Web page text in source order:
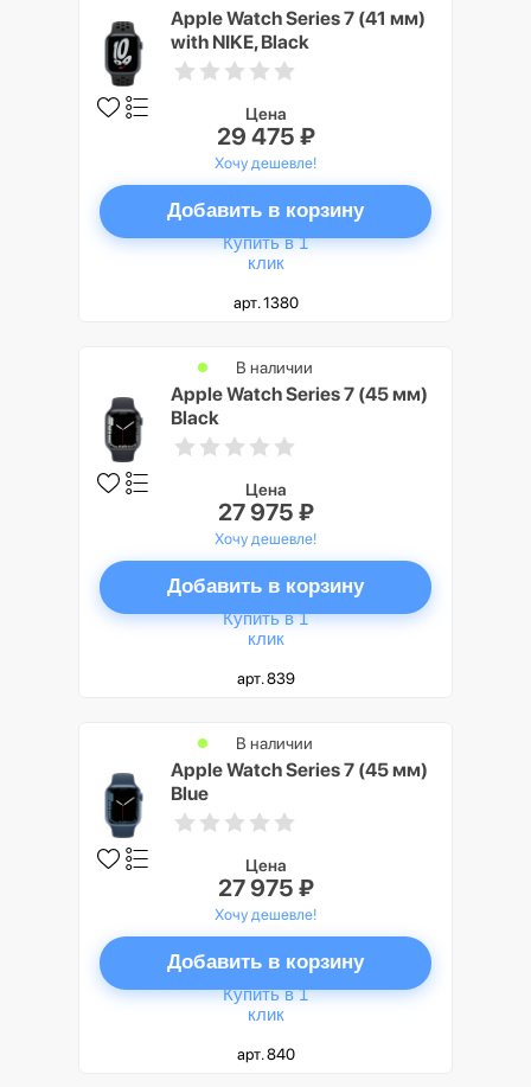
Apple Watch Series 7 (41 мм)
with NIKE, Black
Цена
29 475 ₽
Хочу дешевле!
Добавить в корзину
Купить в 1
клик
арт. 1380
Apple Watch Series 7 (45 мм)
Black
В наличии
Цена
27 975 ₽
Хочу дешевле!
Добавить в корзину
Купить в 1
клик
арт. 839
Apple Watch Series 7 (45 мм)
Blue
В наличии
Цена
27 975 ₽
Хочу дешевле!
Добавить в корзину
Купить в 1
клик
арт. 840